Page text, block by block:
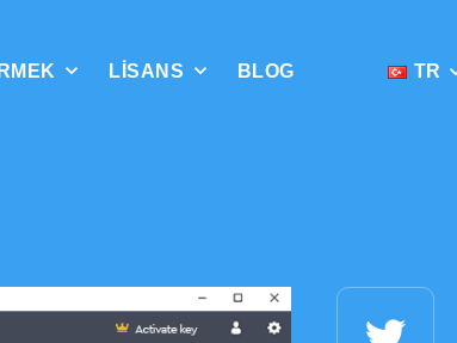
LISANS BLOG TR